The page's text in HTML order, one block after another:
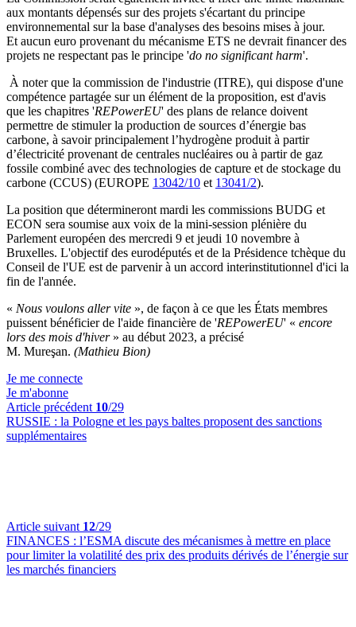
aux montants dépensés sur des projets s'écartant du principe
environnemental sur la base d'analyses des besoins mises à jour.
Et aucun euro provenant du mécanisme ETS ne devrait financer des
projets ne respectant pas le principe 'do no significant harm'.
À noter que la commission de l'industrie (ITRE), qui dispose d'une
compétence partagée sur un élément de la proposition, est d'avis
que les chapitres 'REPowerEU' des plans de relance doivent
permettre de stimuler la production de sources d’énergie bas
carbone, à savoir principalement l’hydrogène produit à partir
d’électricité provenant de centrales nucléaires ou à partir de gaz
fossile combiné avec des technologies de capture et de stockage du
carbone (CCUS) (EUROPE 13042/10 et 13041/2).
La position que détermineront mardi les commissions BUDG et
ECON sera soumise aux voix de la mini-session plénière du
Parlement européen des mercredi 9 et jeudi 10 novembre à
Bruxelles. L'objectif des eurodéputés et de la Présidence tchèque du
Conseil de l'UE est de parvenir à un accord interinstitutionnel d'ici la
fin de l'année.
« Nous voulons aller vite », de façon à ce que les États membres
puissent bénéficier de l'aide financière de 'REPowerEU' « encore
lors des mois d'hiver » au début 2023, a précisé
M. Mureşan. (Mathieu Bion)
Je me connecte
Je m'abonne
Article précédent 10/29
RUSSIE : la Pologne et les pays baltes proposent des sanctions
supplémentaires
Article suivant 12/29
FINANCES : l’ESMA discute des mécanismes à mettre en place
pour limiter la volatilité des prix des produits dérivés de l’énergie sur
les marchés financiers